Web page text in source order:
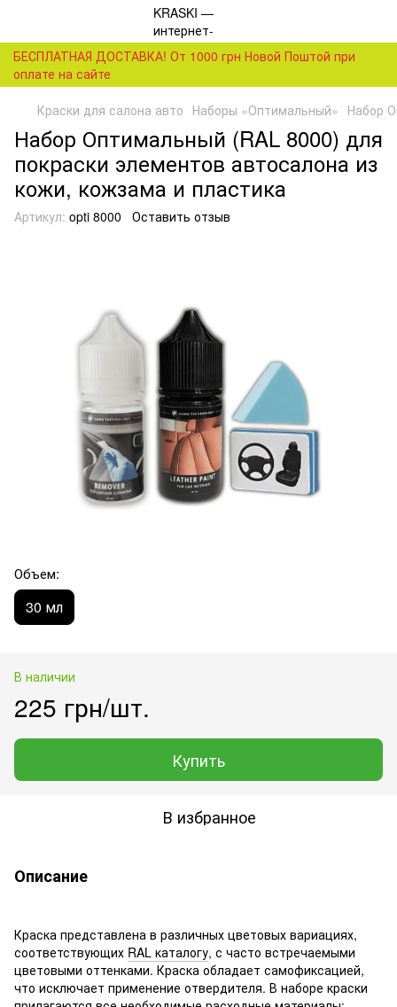
БЕСПЛАТНАЯ ДОСТАВКА! От 1000 грн Новой Поштой при
оплате на сайте
Краски для салона авто Наборы «Оптимальный» Набор
Набор Оптимальный (RAL 8000) для
покраски элементов автосалона из
кожи, кожзама и пластика
Артикул: opti 8000 Оставить отзыв
Объем:
30 мл
В наличии
225 грн/шт.
Купить
В избранное
Описание
Краска представлена в различных цветовых вариациях,
соответствующих RAL каталогу, с часто встречаемыми
цветовыми оттенками. Краска обладает самофиксацией,
что исключает применение отвердителя. В наборе краски